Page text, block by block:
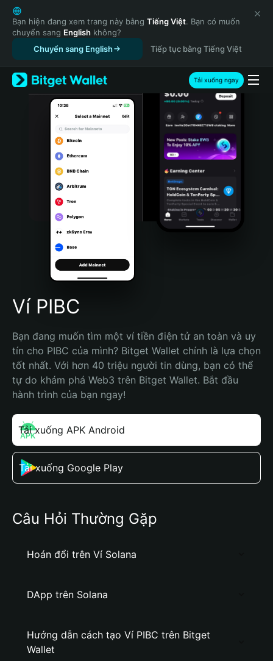
English
日本語
Tiếng Việt
Русский
Español (Latinoamérica)
Türkçe
Italiano
Português (Portugal)
Bahasa Indonesia
Português (Brasil)
Español (Argentina)
Bạn hiện đang xem trang này bằng Tiếng Việt. Bạn có muốn
chuyển sang English không?
Chuyển sang English
Tiếp tục bằng Tiếng Việt
Tải xuống ngay
Ví PIBC
Bạn đang muốn tìm một ví tiền điện tử an toàn và uy
tín cho PIBC của mình? Bitget Wallet chính là lựa chọn
tốt nhất. Với hơn 40 triệu người tin dùng, bạn có thể
tự do khám phá Web3 trên Bitget Wallet. Bắt đầu
hành trình của bạn ngay!
Tải xuống APK Android
Tải xuống Google Play
Câu Hỏi Thường Gặp
Hoán đổi trên Ví Solana
DApp trên Solana
Hướng dẫn cách tạo Ví PIBC trên Bitget
Wallet